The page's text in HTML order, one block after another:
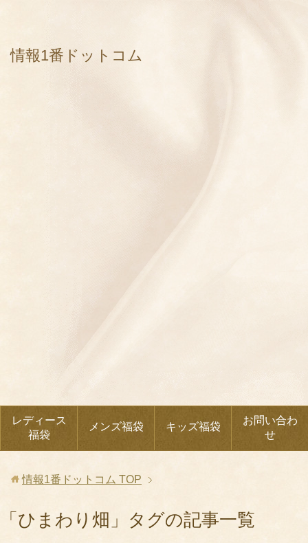
情報1番ドットコム
レディース
福袋
メンズ福袋 キッズ福袋
お問い合わ
せ
情報1番ドットコム TOP
「ひまわり畑」タグの記事一覧